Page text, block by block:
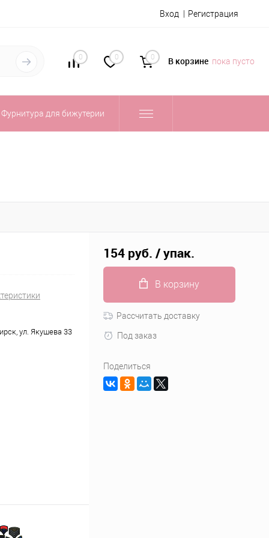
Вход Регистрация
0 0 0 В корзине пока пусто
Фурнитура для бижутерии
ул. Якушева 33
154 руб. / упак.
В корзину
Рассчитать доставку
Под заказ
Поделиться